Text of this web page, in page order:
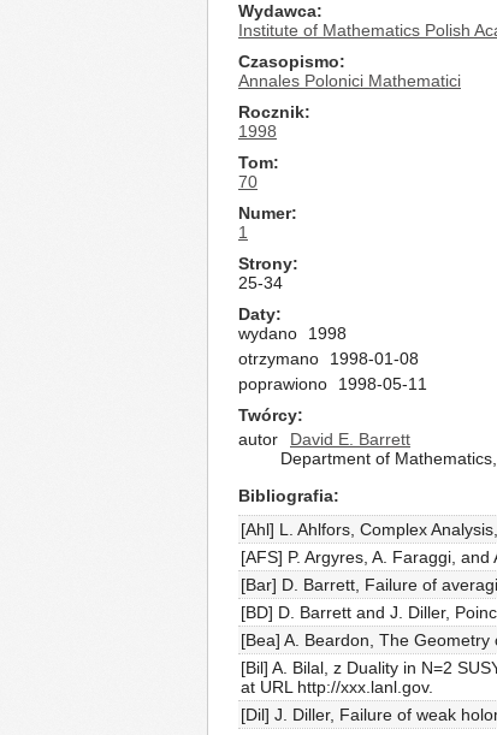
Wydawca
Institute of Mathematics Polish
Czasopismo
Annales Polonici Mathematici
Rocznik
1998
Tom
70
Numer
1
Strony
25-34
Daty
wydano
1998
otrzymano
1998-01-08
poprawiono
1998-05-11
Twórcy
autor
David E. Barrett
Department of
Bibliografia
[Ahl] L. Ahlfors, Complex
[AFS] P. Argyres, A. Faraggi,
[Bar] D. Barrett, Failure of
[BD] D. Barrett and J. Diller,
[Bea] A. Beardon, The Geometry
[Bil] A. Bilal, z Duality in N=2
at URL http://xxx.lanl.gov.
[Dil] J. Diller, Failure of weak